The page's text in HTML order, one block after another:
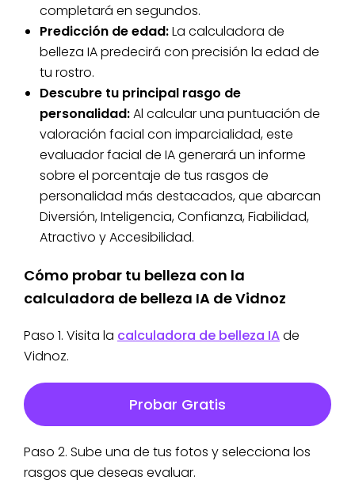
completará en segundos.
Predicción de edad:La calculadora de
belleza IA predecirá con precisión la edad de
tu rostro.
Descubre tu principal rasgo de
personalidad:Al calcular una puntuación de
valoración facial con imparcialidad, este
evaluador facial de IA generará un informe
sobre el porcentaje de tus rasgos de
personalidad más destacados, que abarcan
Diversión, Inteligencia, Confianza, Fiabilidad,
Atractivo y Accesibilidad.
Cómo probar tu belleza con la
calculadora de belleza IA de Vidnoz
Paso 1. Visita la calculadora de belleza IAde
Vidnoz.
Probar Gratis
Paso 2. Sube una de tus fotos y selecciona los
rasgos que deseas evaluar.